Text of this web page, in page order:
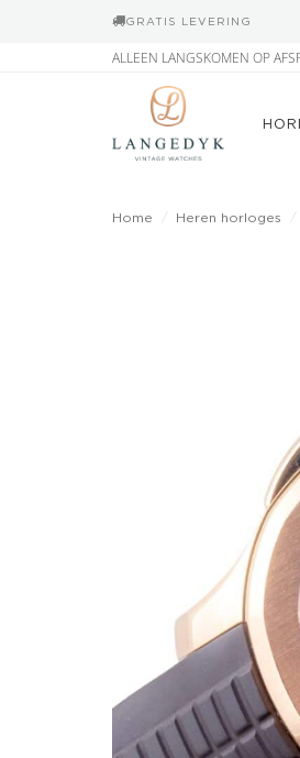
GRATIS LEVERING
ALLEEN LANGSKOMEN OP
Home Heren horloges